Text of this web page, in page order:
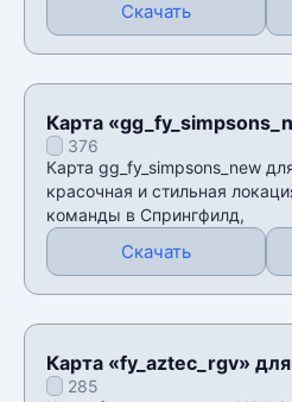
Скачать
Карта
376
Карта gg_fy_simpsons_new
красочная и стильная
команды в Спрингфилд,
Скачать
Карта «fy_aztec_rgv» для
285